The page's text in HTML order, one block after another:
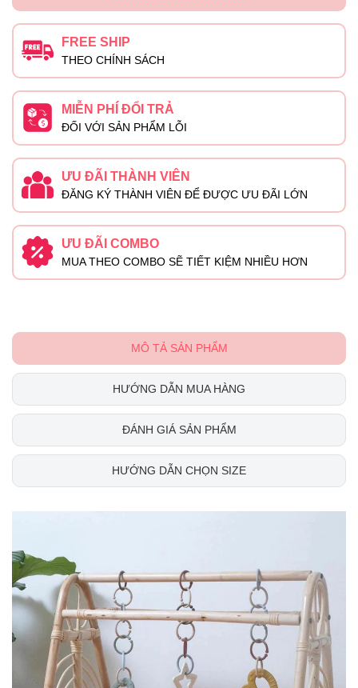
FREE SHIP
THEO CHÍNH SÁCH
MIỄN PHÍ ĐỔI TRẢ
ĐỐI VỚI SẢN PHẨM LỖI
ƯU ĐÃI THÀNH VIÊN
ĐĂNG KÝ THÀNH VIÊN ĐỂ ĐƯỢC ƯU ĐÃI LỚN
ƯU ĐÃI COMBO
MUA THEO COMBO SẼ TIẾT KIỆM NHIỀU HƠN
MÔ TẢ SẢN PHẨM
HƯỚNG DẪN MUA HÀNG
ĐÁNH GIÁ SẢN PHẨM
HƯỚNG DẪN CHỌN SIZE